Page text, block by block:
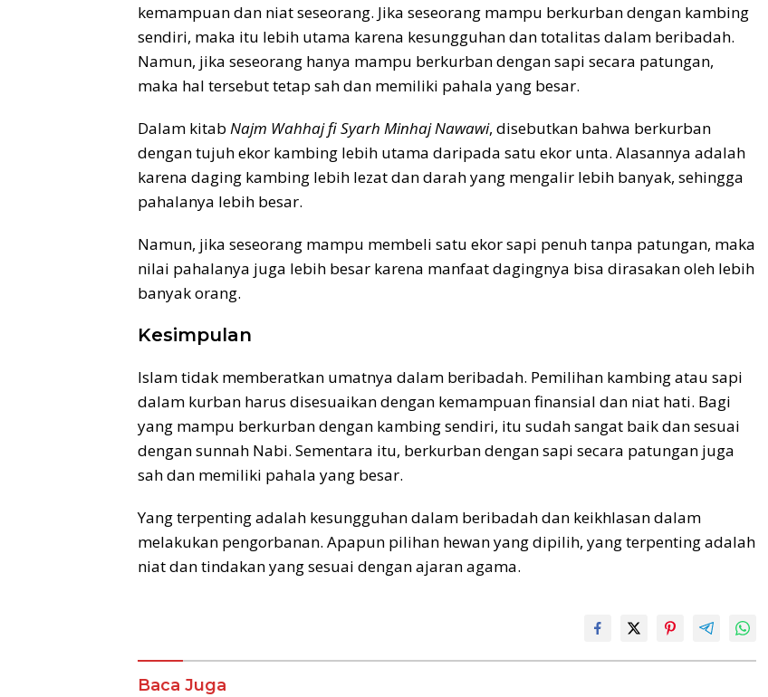
kemampuan dan niat seseorang. Jika seseorang mampu berkurban dengan kambing
sendiri, maka itu lebih utama karena kesungguhan dan totalitas dalam beribadah.
Namun, jika seseorang hanya mampu berkurban dengan sapi secara patungan,
maka hal tersebut tetap sah dan memiliki pahala yang besar.
Dalam kitab Najm Wahhaj fi Syarh Minhaj Nawawi, disebutkan bahwa berkurban
dengan tujuh ekor kambing lebih utama daripada satu ekor unta. Alasannya adalah
karena daging kambing lebih lezat dan darah yang mengalir lebih banyak, sehingga
pahalanya lebih besar.
Namun, jika seseorang mampu membeli satu ekor sapi penuh tanpa patungan, maka
nilai pahalanya juga lebih besar karena manfaat dagingnya bisa dirasakan oleh lebih
banyak orang.
Kesimpulan
Islam tidak memberatkan umatnya dalam beribadah. Pemilihan kambing atau sapi
dalam kurban harus disesuaikan dengan kemampuan finansial dan niat hati. Bagi
yang mampu berkurban dengan kambing sendiri, itu sudah sangat baik dan sesuai
dengan sunnah Nabi. Sementara itu, berkurban dengan sapi secara patungan juga
sah dan memiliki pahala yang besar.
Yang terpenting adalah kesungguhan dalam beribadah dan keikhlasan dalam
melakukan pengorbanan. Apapun pilihan hewan yang dipilih, yang terpenting adalah
niat dan tindakan yang sesuai dengan ajaran agama.
Komentar
Baca Juga